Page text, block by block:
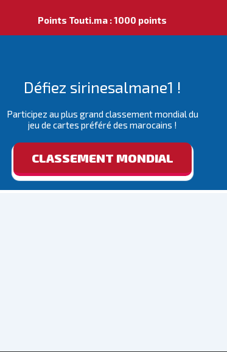
Points Touti.ma : 1000 points
Défiez sirinesalmane1 !
Participez au plus grand classement mondial du
jeu de cartes préféré des marocains !
CLASSEMENT MONDIAL